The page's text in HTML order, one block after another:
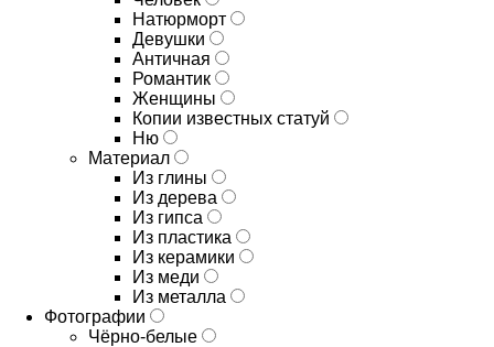
Натюрморт
Девушки
Античная
Романтик
Женщины
Копии известных статуй
Ню
Материал
Из глины
Из дерева
Из гипса
Из пластика
Из керамики
Из меди
Из металла
Фотографии
Чёрно-белые